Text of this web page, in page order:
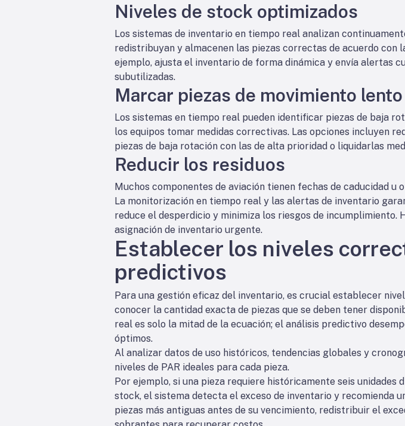
Niveles de stock optimizados
Los sistemas de inventario en tiempo real analizan
redistribuyan y almacenen las piezas correctas de acuerdo con
ejemplo, ajusta el inventario de forma dinámica y envía alertas
subutilizadas.
Marcar piezas de movimiento lento
Los sistemas en tiempo real pueden identificar piezas de baja
los equipos tomar medidas correctivas. Las opciones incluyen
piezas de baja rotación con las de alta prioridad o liquidarlas
Reducir los residuos
Muchos componentes de aviación tienen fechas de caducidad
La monitorización en tiempo real y las alertas de inventario
reduce el desperdicio y minimiza los riesgos de
asignación de inventario urgente.
Establecer los niveles
predictivos
Para una gestión eficaz del inventario, es crucial establecer
conocer la cantidad exacta de piezas que se deben tener
real es solo la mitad de la ecuación; el análisis predictivo
óptimos.
Al analizar datos de uso históricos, tendencias globales y
niveles de PAR ideales para cada pieza.
Por ejemplo, si una pieza requiere históricamente seis
stock, el sistema detecta el exceso de inventario y recomienda
piezas más antiguas antes de su vencimiento, redistribuir el